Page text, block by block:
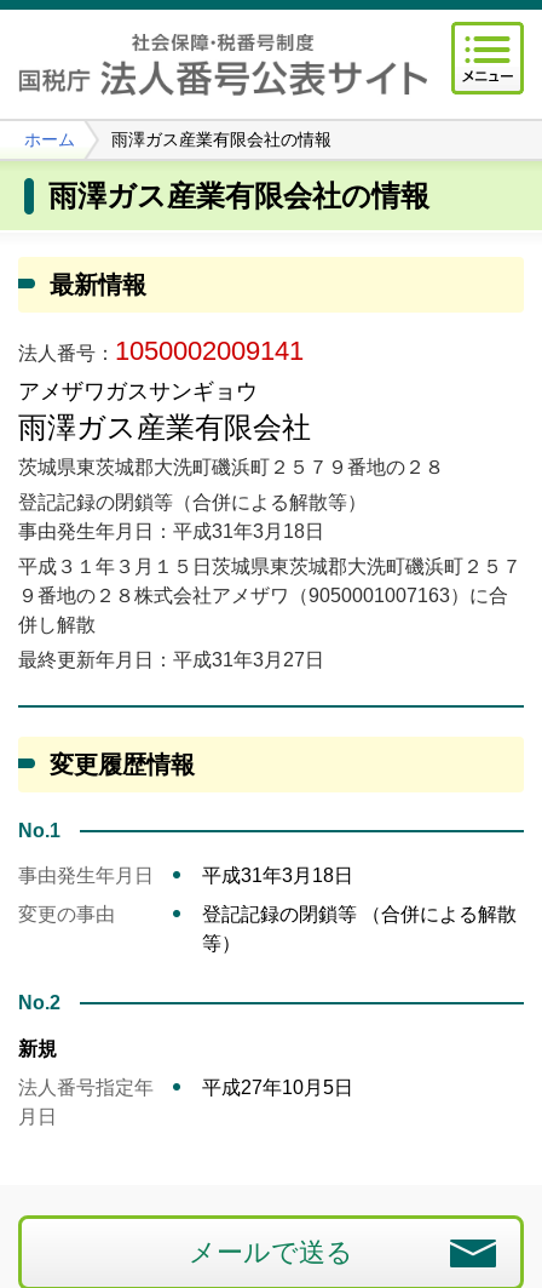
ホーム 雨澤ガス産業有限会社の情報
雨澤ガス産業有限会社の情報
最新情報
法人番号： 1050002009141
アメザワガスサンギョウ
雨澤ガス産業有限会社
茨城県東茨城郡大洗町磯浜町２５７９番地の２８
登記記録の閉鎖等（合併による解散等）
事由発生年月日：平成31年3月18日
平成３１年３月１５日茨城県東茨城郡大洗町磯浜町２５７
９番地の２８株式会社アメザワ（9050001007163）に合
併し解散
最終更新年月日：平成31年3月27日
変更履歴情報
No.1
事由発生年月日
平成31年3月18日
変更の事由
登記記録の閉鎖等 （合併による解散
等）
No.2
新規
法人番号指定年
月日
平成27年10月5日
メールで送る